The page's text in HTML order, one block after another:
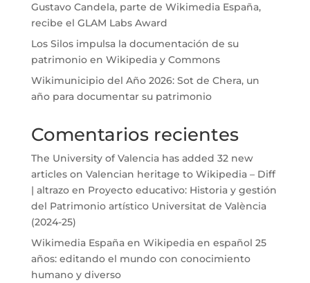
Gustavo Candela, parte de Wikimedia España,
recibe el GLAM Labs Award
Los Silos impulsa la documentación de su
patrimonio en Wikipedia y Commons
Wikimunicipio del Año 2026: Sot de Chera, un
año para documentar su patrimonio
Comentarios recientes
The University of Valencia has added 32 new
articles on Valencian heritage to Wikipedia – Diff
| altrazoen Proyecto educativo: Historia y gestión
del Patrimonio artístico Universitat de València
(2024-25)
Wikimedia Españaen Wikipedia en español 25
años: editando el mundo con conocimiento
humano y diverso